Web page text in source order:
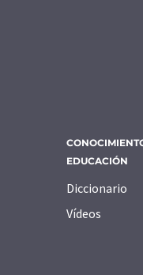
EDUCACIÓN
Diccionario
Vídeos